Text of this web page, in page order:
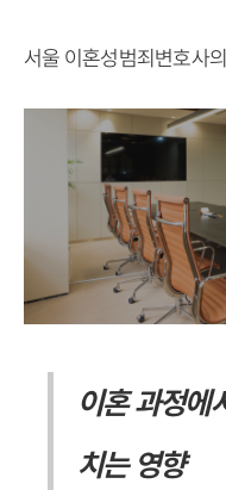
서울 이혼성범죄변호사
이혼 과정에
치는 영향